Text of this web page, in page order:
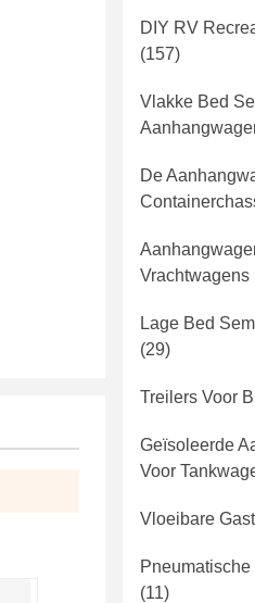
DIY RV
(157)
Vlakke Bed
De
Vrachtwagens
Lage Bed
(29)
Treilers Voor
Geïsoleerde
Voor
Vloeibare
(11)